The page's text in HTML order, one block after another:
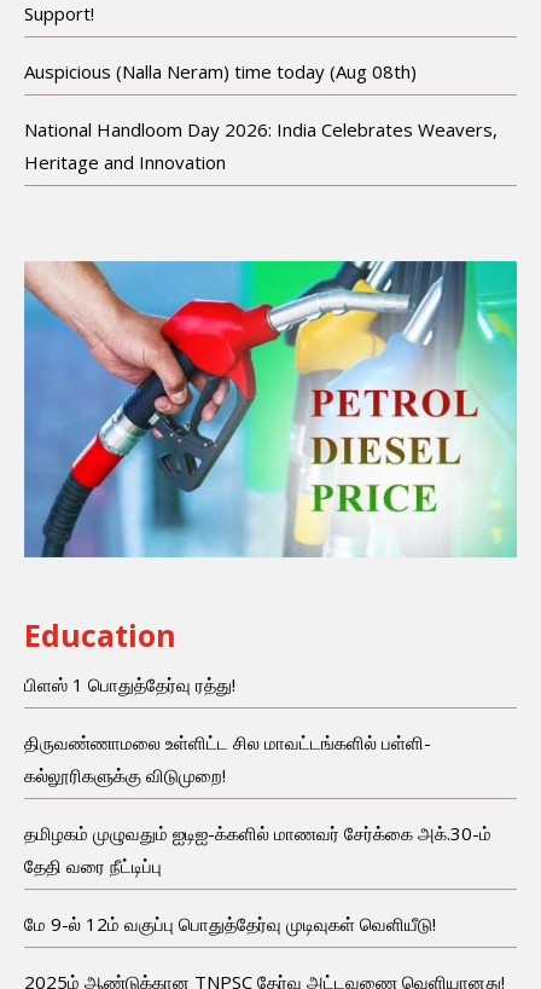
Support!
Auspicious (Nalla Neram) time today (Aug 08th)
National Handloom Day 2026: India Celebrates Weavers,
Heritage and Innovation
Education
பிளஸ் 1 பொதுத்தேர்வு ரத்து!
திருவண்ணாமலை உள்ளிட்ட சில மாவட்டங்களில் பள்ளி-
கல்லூரிகளுக்கு விடுமுறை!
தமிழகம் முழுவதும் ஐடிஐ-க்களில் மாணவர் சேர்க்கை அக்.30-ம்
தேதி வரை நீட்டிப்பு
மே 9-ல் 12ம் வகுப்பு பொதுத்தேர்வு முடிவுகள் வெளியீடு!
2025ம் ஆண்டுக்கான TNPSC தேர்வு அட்டவணை வெளியானது!